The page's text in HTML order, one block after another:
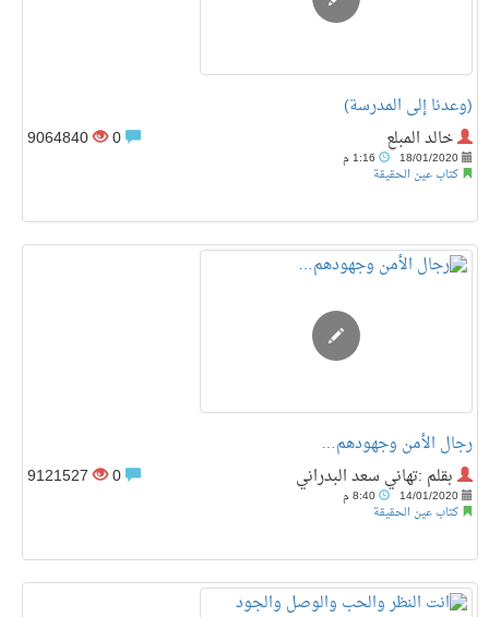
(وعدنا إلى المدرسة)
خالد المبلع
18/01/2020
كتاب عين الحقيقة
9064840
رجال الأمن وجهودهم…
بقلم :تهاني سعد البدراني
14/01/2020
كتاب عين الحقيقة
9121527